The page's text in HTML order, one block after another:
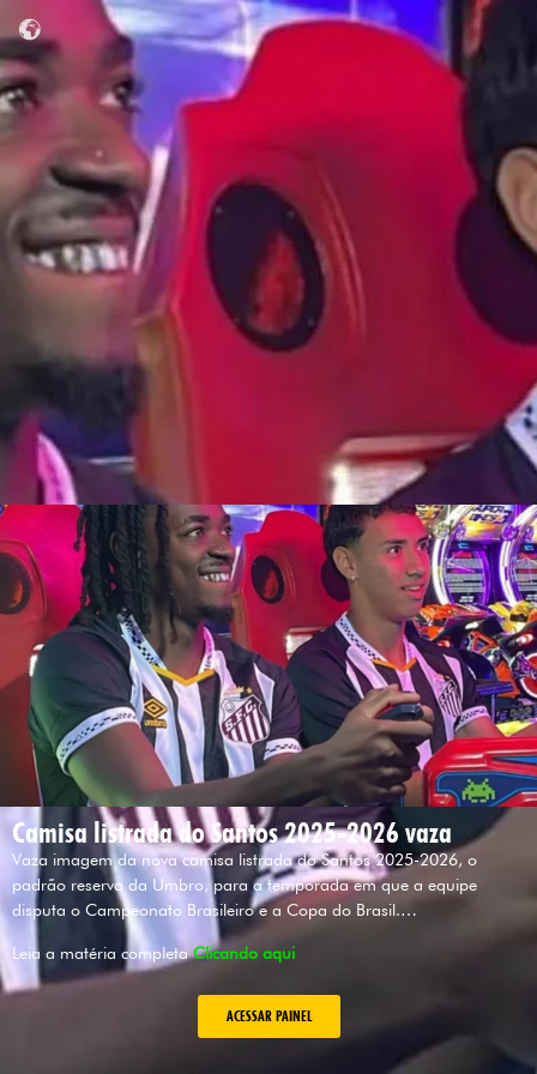
Camisa listrada do Santos 2025-2026 vaza
Vaza imagem da nova camisa listrada do Santos 2025-2026, o
padrão reserva da Umbro, para a temporada em que a equipe
disputa o Campeonato Brasileiro e a Copa do Brasil.…
Leia a matéria completaClicando aqui
ACESSAR PAINEL